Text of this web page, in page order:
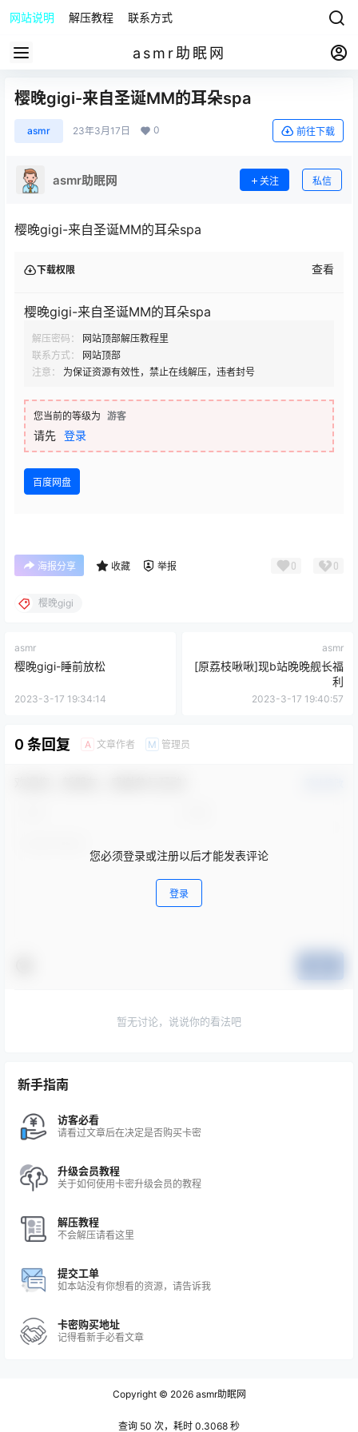
网站说明 解压教程 联系方式
asmr助眠网
樱晚gigi-来自圣诞MM的耳朵spa
asmr 23年3月17日 0 前往下载
asmr助眠网 关注 私信
樱晚gigi-来自圣诞MM的耳朵spa
下载权限 查看
樱晚gigi-来自圣诞MM的耳朵spa
解压密码：
网站顶部解压教程里
联系方式：
网站顶部
注意：
为保证资源有效性，禁止在线解压，违者封号
您当前的等级为 游客
请先 登录
百度网盘
海报分享 收藏 举报 0 0
樱晚gigi
asmr
樱晚gigi-睡前放松
2023-3-17 19:34:14
asmr
[原荔枝啾啾]现b站晚晚舰长福
利
2023-3-17 19:40:57
0 条回复 A 文章作者 M 管理员
您必须登录或注册以后才能发表评论
登录
暂无讨论，说说你的看法吧
新手指南
访客必看
请看过文章后在决定是否购买卡密
升级会员教程
关于如何使用卡密升级会员的教程
解压教程
不会解压请看这里
提交工单
如本站没有你想看的资源，请告诉我
卡密购买地址
记得看新手必看文章
Copyright © 2026asmr助眠网
查询 50 次，耗时 0.3068 秒